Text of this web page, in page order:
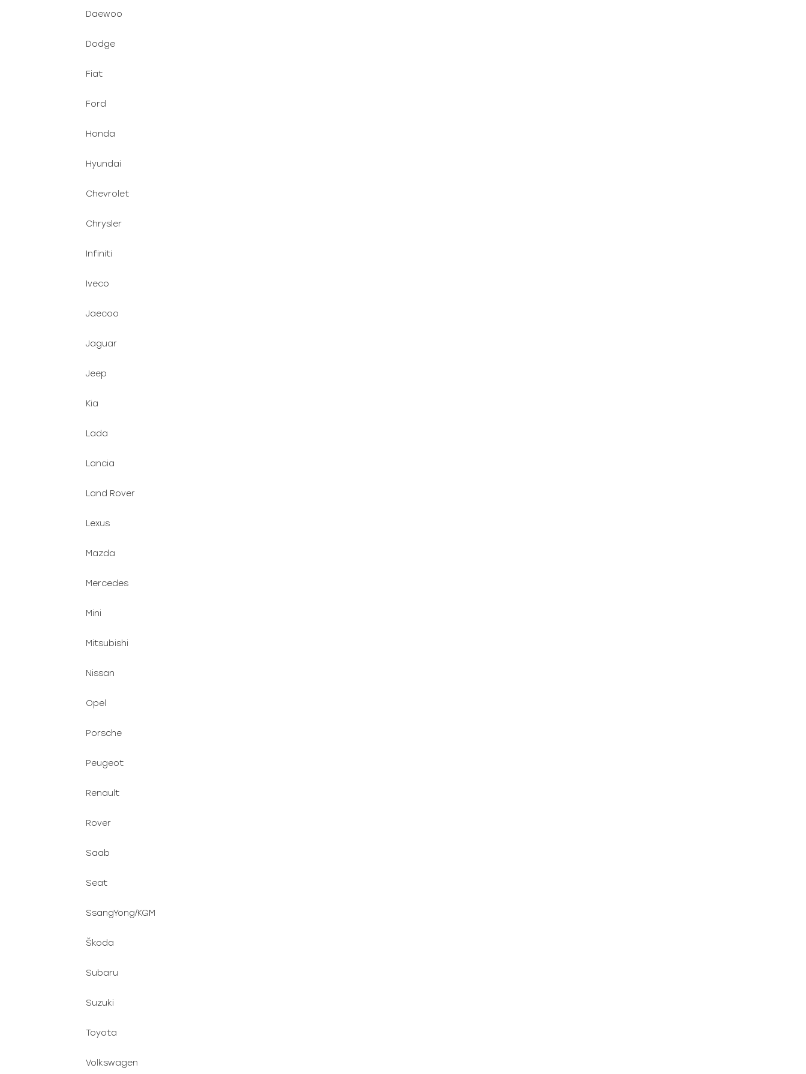
Daewoo
Dodge
Fiat
Ford
Honda
Hyundai
Chevrolet
Chrysler
Infiniti
Iveco
Jaecoo
Jaguar
Jeep
Kia
Lada
Lancia
Land Rover
Lexus
Mazda
Mercedes
Mini
Mitsubishi
Nissan
Opel
Porsche
Peugeot
Renault
Rover
Saab
Seat
SsangYong/KGM
Škoda
Subaru
Suzuki
Toyota
Volkswagen